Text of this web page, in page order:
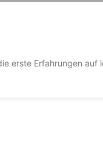
erste Erfahrungen auf